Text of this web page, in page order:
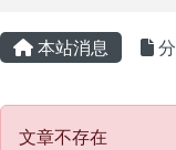
主內容區域
本站消息
文章不存在
文章不存在
頁尾區域